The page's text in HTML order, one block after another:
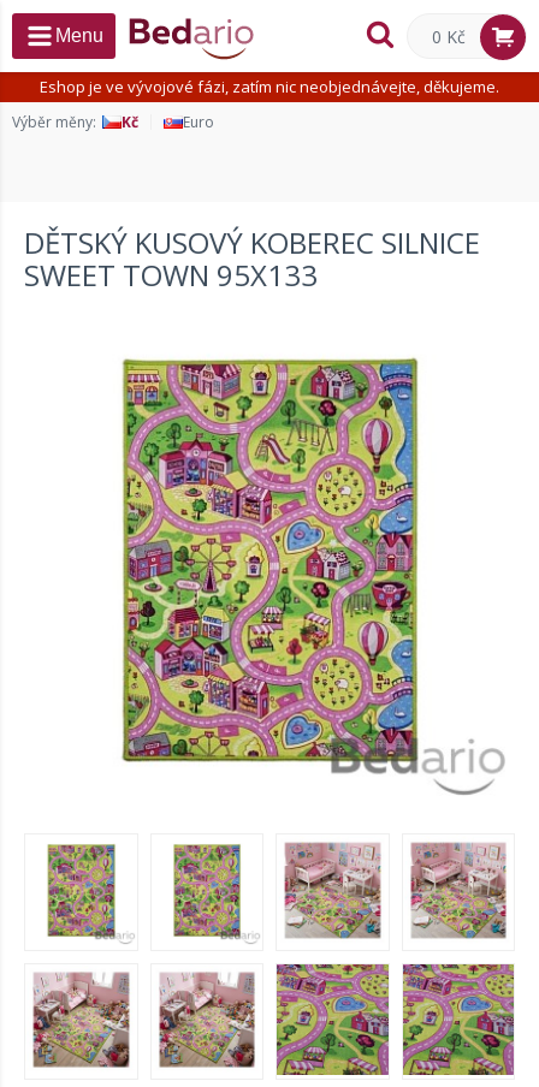
Eshop je ve vývojové fázi, zatím nic neobjednávejte, děkujeme.
Výběr měny: Kč Euro
Menu 0 Kč
DĚTSKÝ KUSOVÝ KOBEREC SILNICE
SWEET TOWN 95X133